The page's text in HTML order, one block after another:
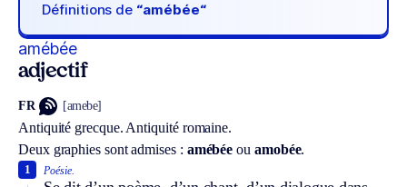
Définitions de “amébée“
amébée
adjectif
FR [amebe]
Antiquité grecque. Antiquité romaine.
Deux graphies sont admises : amébée ou amobée.
Poésie.
1